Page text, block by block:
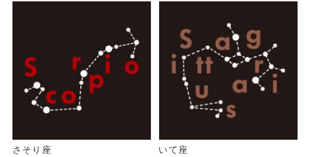
さそり座 いて座